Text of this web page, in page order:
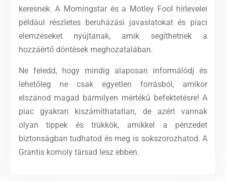
keresnek. A Morningstar és a Motley Fool hírlevelei
például részletes beruházási javaslatokat és piaci
elemzéseket nyújtanak, amik segíthetnek a
hozzáértő döntések meghozatalában.
Ne feledd, hogy mindig alaposan informálódj és
lehetőleg ne csak egyetlen forrásból, amikor
elszánod magad bármilyen mértékű befektetésre! A
piac gyakran kiszámíthatatlan, de azért vannak
olyan tippek és trükkök, amikkel a pénzedet
biztonságban tudhatod és meg is sokszorozhatod. A
Grantis komoly társad lesz ebben.